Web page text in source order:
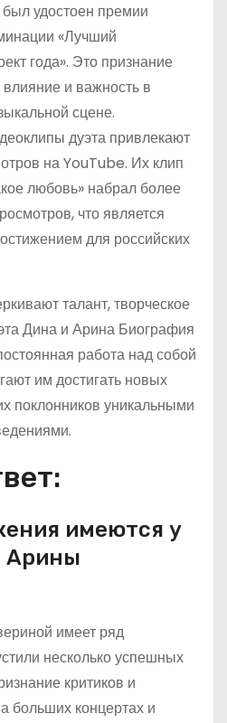
удостоен премии
«Лучший
года». Это признание
и важность в
сцене.
дуэта привлекают
на YouTube. Их клип
любовь» набрал более
что является
для российских
талант, творческое
Дина и Арина Биография
работа над собой
им достигать новых
поклонников уникальными
имеются у
Арины
имеет ряд
несколько успешных
критиков и
больших концертах и